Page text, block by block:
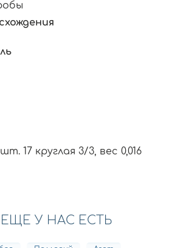
17 круглая 3/3, вес 0,016
У НАС ЕСТЬ